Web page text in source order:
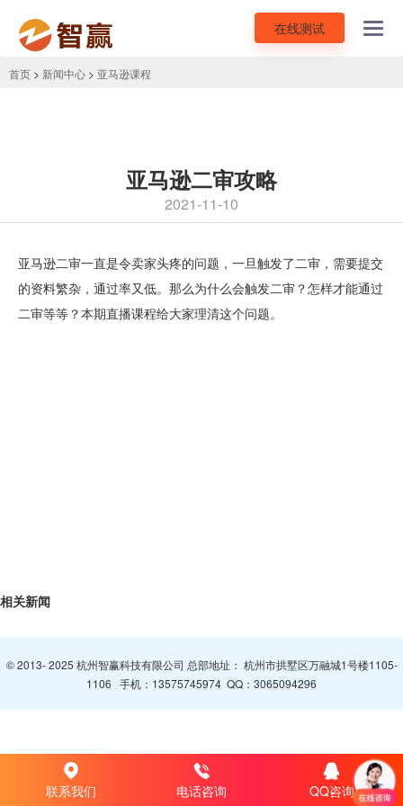
在线测试
首页 > 新闻中心 > 亚马逊课程
亚马逊二审攻略
2021-11-10
亚马逊二审一直是令卖家头疼的问题，一旦触发了二审，需要提交
的资料繁杂，通过率又低。那么为什么会触发二审？怎样才能通过
二审等等？本期直播课程给大家理清这个问题。
相关新闻
© 2013- 2025 杭州智赢科技有限公司 总部地址： 杭州市拱墅区万融城1号楼1105-
1106 手机： 13575745974 QQ： 3065094296
联系我们 电话咨询 QQ咨询